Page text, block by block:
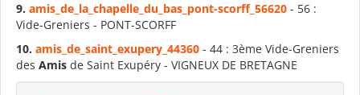
9. amis _de_la_chapelle_du_bas_pont-scorff_56620 - 56 :
Vide-Greniers - PONT-SCORFF
10. amis _de_saint_exupery_44360 - 44 : 3ème Vide-Greniers
des Amis de Saint Exupéry - VIGNEUX DE BRETAGNE